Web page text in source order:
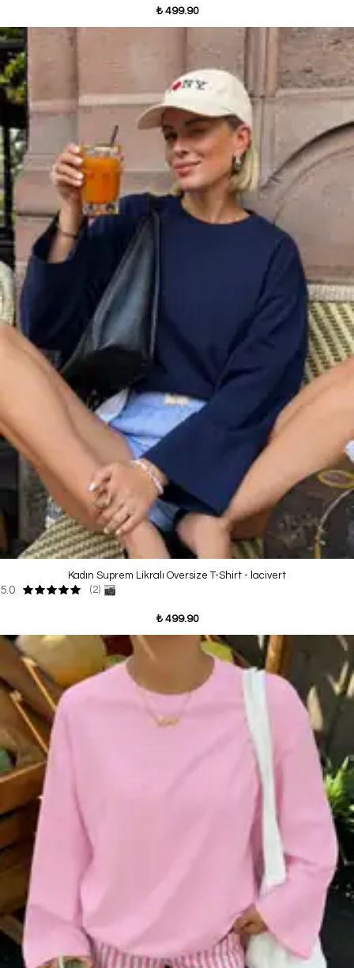
₺ 499.90
Kadın Suprem Likralı Oversize T-Shirt - lacivert
5.0 (2)
₺ 499.90